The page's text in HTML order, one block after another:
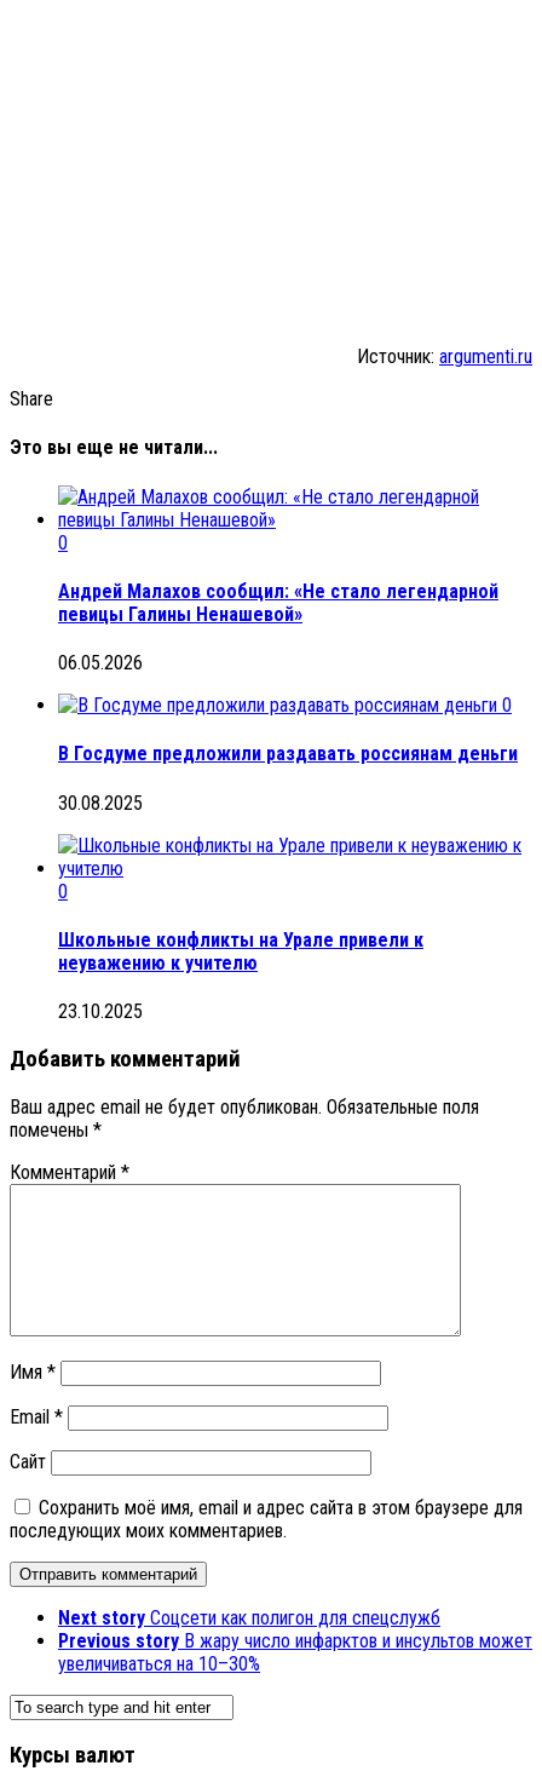
Источник: argumenti.ru
Share
Это вы еще не читали...
0
Андрей Малахов сообщил: «Не стало легендарной
певицы Галины Ненашевой»
06.05.2026
0
В Госдуме предложили раздавать россиянам деньги
30.08.2025
0
Школьные конфликты на Урале привели к
неуважению к учителю
23.10.2025
Добавить комментарий
Ваш адрес email не будет опубликован. Обязательные поля
помечены *
Комментарий *
Имя *
Email *
Сайт
Сохранить моё имя, email и адрес сайта в этом браузере для
последующих моих комментариев.
Next story Соцсети как полигон для спецслужб
Previous story В жару число инфарктов и инсультов может
увеличиваться на 10–30%
Курсы валют